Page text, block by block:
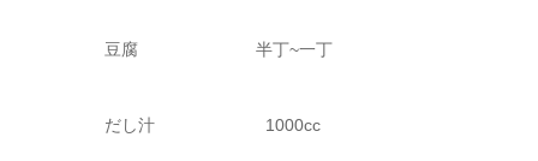
豆腐 半丁~一丁
だし汁 1000cc